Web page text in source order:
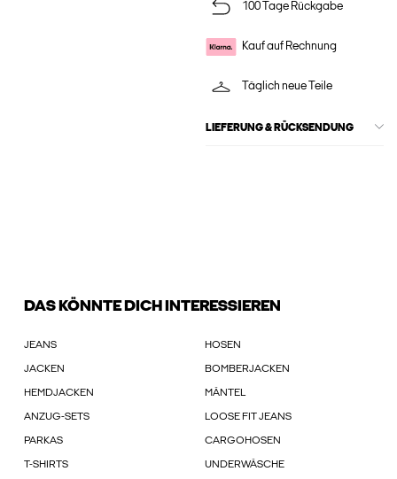
100 Tage Rückgabe
Kauf auf Rechnung
Täglich neue Teile
LIEFERUNG & RÜCKSENDUNG
DAS KÖNNTE DICH INTERESSIEREN
JEANS HOSEN
JACKEN BOMBERJACKEN
HEMDJACKEN MÄNTEL
ANZUG-SETS LOOSE FIT JEANS
PARKAS CARGOHOSEN
T-SHIRTS UNDERWÄSCHE